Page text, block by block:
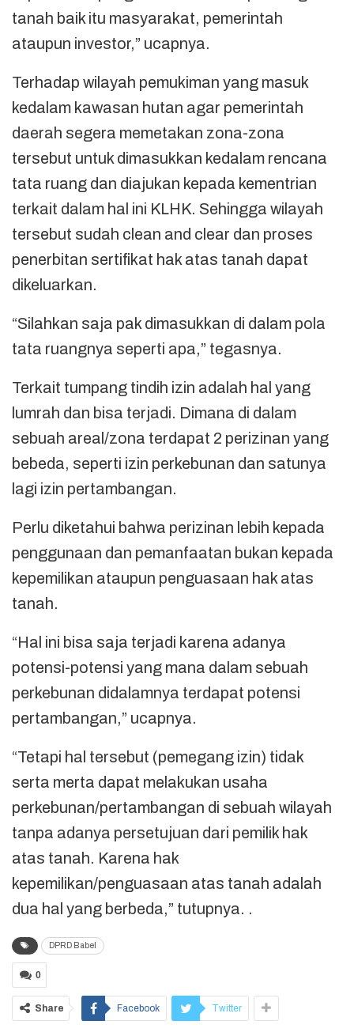
tanah baik itu masyarakat, pemerintah
ataupun investor,” ucapnya.
Terhadap wilayah pemukiman yang masuk
kedalam kawasan hutan agar pemerintah
daerah segera memetakan zona-zona
tersebut untuk dimasukkan kedalam rencana
tata ruang dan diajukan kepada kementrian
terkait dalam hal ini KLHK. Sehingga wilayah
tersebut sudah clean and clear dan proses
penerbitan sertifikat hak atas tanah dapat
dikeluarkan.
“Silahkan saja pak dimasukkan di dalam pola
tata ruangnya seperti apa,” tegasnya.
Terkait tumpang tindih izin adalah hal yang
lumrah dan bisa terjadi. Dimana di dalam
sebuah areal/zona terdapat 2 perizinan yang
bebeda, seperti izin perkebunan dan satunya
lagi izin pertambangan.
Perlu diketahui bahwa perizinan lebih kepada
penggunaan dan pemanfaatan bukan kepada
kepemilikan ataupun penguasaan hak atas
tanah.
“Hal ini bisa saja terjadi karena adanya
potensi-potensi yang mana dalam sebuah
perkebunan didalamnya terdapat potensi
pertambangan,” ucapnya.
“Tetapi hal tersebut (pemegang izin) tidak
serta merta dapat melakukan usaha
perkebunan/pertambangan di sebuah wilayah
tanpa adanya persetujuan dari pemilik hak
atas tanah. Karena hak
kepemilikan/penguasaan atas tanah adalah
dua hal yang berbeda,” tutupnya. .
DPRD Babel
0
Share Facebook Twitter